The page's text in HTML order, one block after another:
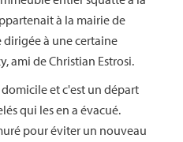
à la mairie de
à une certaine
ami de Christian Estrosi.
et c'est un départ
qui les en a évacué.
pour éviter un nouveau